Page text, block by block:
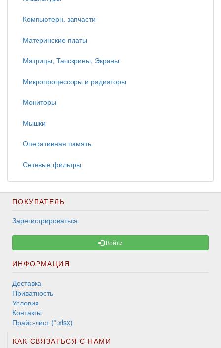
Компьютерн. запчасти
Материнские платы
Матрицы, Тачскрины, Экраны
Микропроцессоры и радиаторы
Мониторы
Мышки
Оперативная память
Сетевые фильтры
ПОКУПАТЕЛЬ
Зарегистрироваться
Войти
ИНФОРМАЦИЯ
Доставка
Приватность
Условия
Контакты
Прайс-лист (*.xlsx)
КАК СВЯЗАТЬСЯ С НАМИ